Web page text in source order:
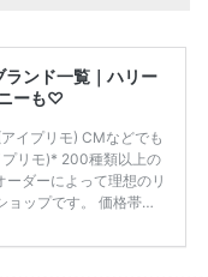
ランド一覧｜ハリー
ーも♡
イプリモ) CMなどでも
リモ)* 200種類以上の
ダーによって理想のリ
ップです。 価格帯は2
の若い夫婦に人気のよ